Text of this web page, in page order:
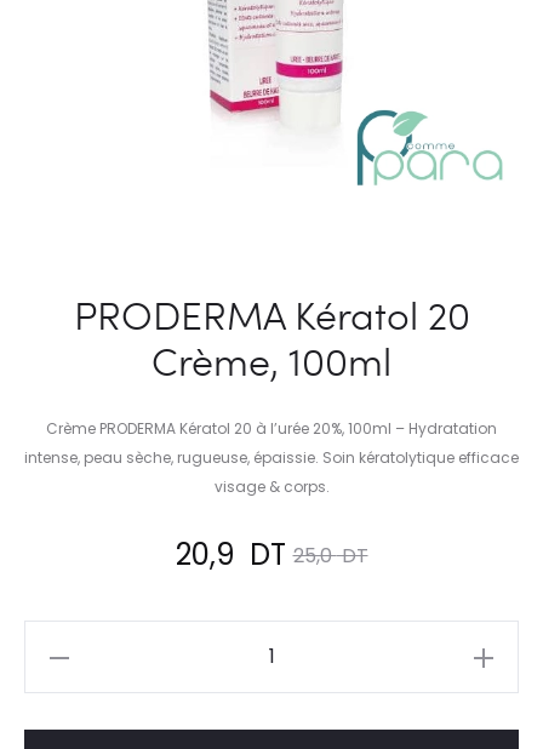
PRODERMA Kératol 20
Crème, 100ml
Crème PRODERMA Kératol 20 à l’urée 20%, 100ml – Hydratation
intense, peau sèche, rugueuse, épaissie. Soin kératolytique efficace
visage & corps.
25,0DT
Le
prix
initial
était :
20,9 DT
prix
est :